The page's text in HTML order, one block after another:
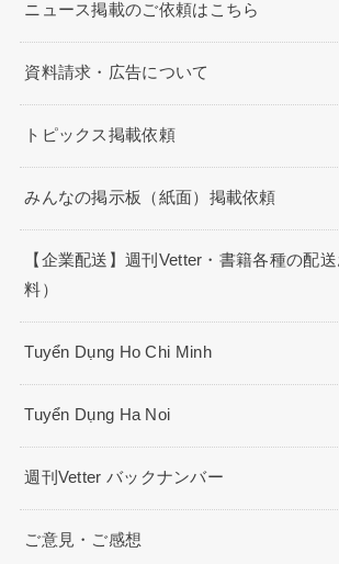
ニュース掲載のご依頼はこちら
資料請求・広告について
トピックス掲載依頼
みんなの掲示板（紙面）掲載依頼
【企業配送】週刊Vetter・書籍各種の配
料）
Tuyển Dụng Ho Chi Minh
Tuyển Dụng Ha Noi
週刊Vetter バックナンバー
ご意見・ご感想